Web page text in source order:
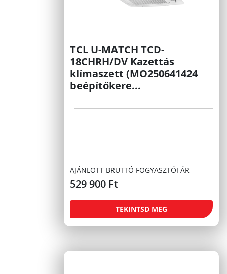
TCL U-MATCH TCD-
18CHRH/DV Kazettás
klímaszett (MO250641424
beépítőkere...
AJÁNLOTT BRUTTÓ FOGYASZTÓI ÁR
529 900 Ft
TEKINTSD MEG